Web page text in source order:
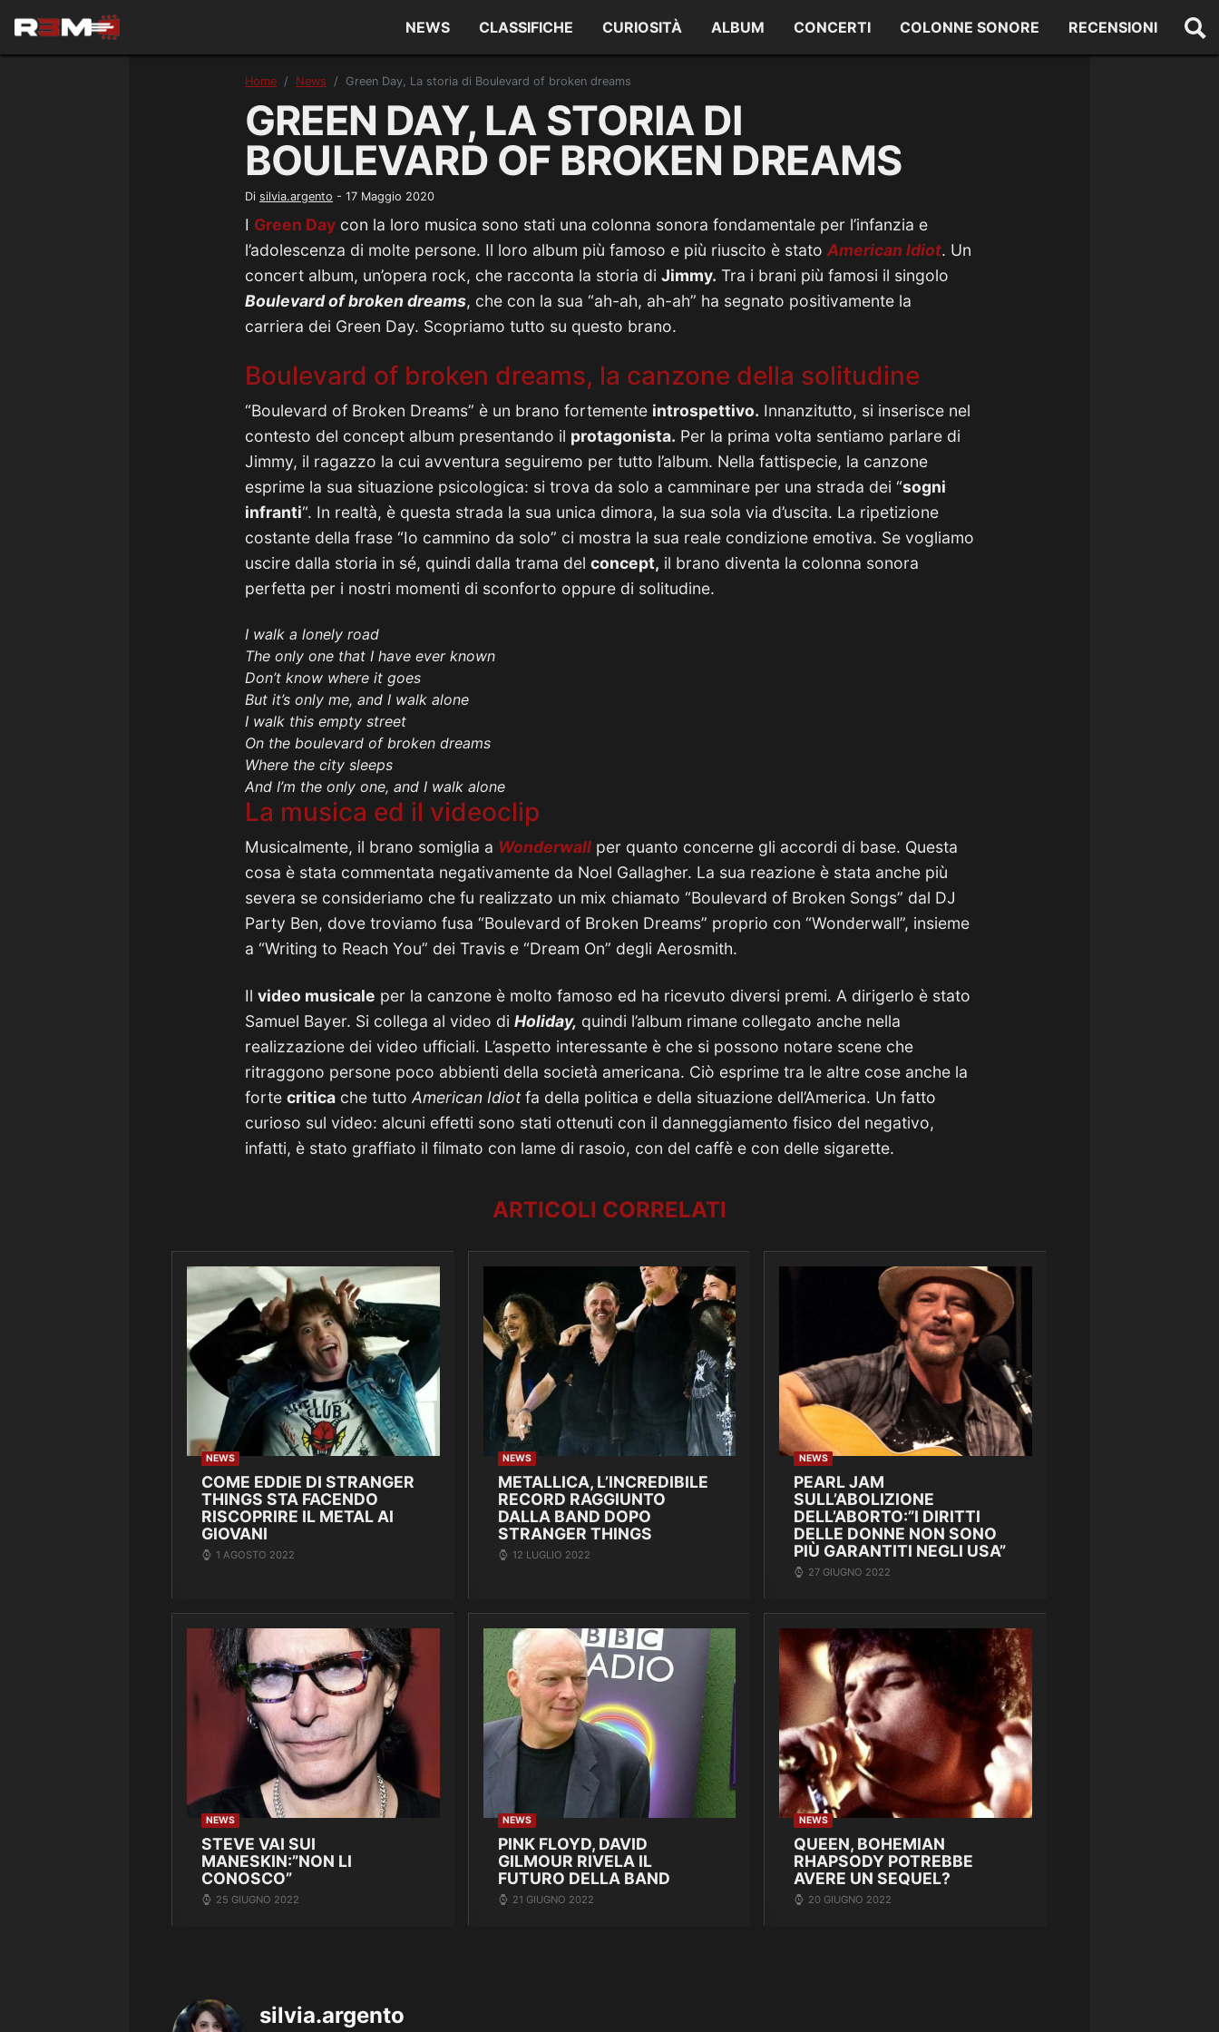
NEWS CLASSIFICHE CURIOSITÀ ALBUM CONCERTI COLONNE SONORE RECENSIONI
Home News Green Day, La storia di Boulevard of broken dreams
GREEN DAY, LA STORIA DI
BOULEVARD OF BROKEN DREAMS
Di silvia.argento - 17 Maggio 2020
I Green Day con la loro musica sono stati una colonna sonora fondamentale per l’infanzia e
l’adolescenza di molte persone. Il loro album più famoso e più riuscito è stato American Idiot. Un
concert album, un’opera rock, che racconta la storia di Jimmy. Tra i brani più famosi il singolo
Boulevard of broken dreams, che con la sua “ah-ah, ah-ah” ha segnato positivamente la
carriera dei Green Day. Scopriamo tutto su questo brano.
Boulevard of broken dreams, la canzone della solitudine
“Boulevard of Broken Dreams” è un brano fortemente introspettivo. Innanzitutto, si inserisce nel
contesto del concept album presentando il protagonista. Per la prima volta sentiamo parlare di
Jimmy, il ragazzo la cui avventura seguiremo per tutto l’album. Nella fattispecie, la canzone
esprime la sua situazione psicologica: si trova da solo a camminare per una strada dei “sogni
infranti“. In realtà, è questa strada la sua unica dimora, la sua sola via d’uscita. La ripetizione
costante della frase “Io cammino da solo” ci mostra la sua reale condizione emotiva. Se vogliamo
uscire dalla storia in sé, quindi dalla trama del concept, il brano diventa la colonna sonora
perfetta per i nostri momenti di sconforto oppure di solitudine.
I walk a lonely road
The only one that I have ever known
Don’t know where it goes
But it’s only me, and I walk alone
I walk this empty street
On the boulevard of broken dreams
Where the city sleeps
And I’m the only one, and I walk alone
La musica ed il videoclip
Musicalmente, il brano somiglia a Wonderwall per quanto concerne gli accordi di base. Questa
cosa è stata commentata negativamente da Noel Gallagher. La sua reazione è stata anche più
severa se consideriamo che fu realizzato un mix chiamato “Boulevard of Broken Songs” dal DJ
Party Ben, dove troviamo fusa “Boulevard of Broken Dreams” proprio con “Wonderwall”, insieme
a “Writing to Reach You” dei Travis e “Dream On” degli Aerosmith.
Il video musicale per la canzone è molto famoso ed ha ricevuto diversi premi. A dirigerlo è stato
Samuel Bayer. Si collega al video di Holiday, quindi l’album rimane collegato anche nella
realizzazione dei video ufficiali. L’aspetto interessante è che si possono notare scene che
ritraggono persone poco abbienti della società americana. Ciò esprime tra le altre cose anche la
forte critica che tutto American Idiotfa della politica e della situazione dell’America. Un fatto
curioso sul video: alcuni effetti sono stati ottenuti con il danneggiamento fisico del negativo,
infatti, è stato graffiato il filmato con lame di rasoio, con del caffè e con delle sigarette.
ARTICOLI CORRELATI
NEWS
COME EDDIE DI STRANGER
THINGS STA FACENDO
RISCOPRIRE IL METAL AI
GIOVANI
1 AGOSTO 2022
NEWS
METALLICA, L’INCREDIBILE
RECORD RAGGIUNTO
DALLA BAND DOPO
STRANGER THINGS
12 LUGLIO 2022
NEWS
PEARL JAM
SULL’ABOLIZIONE
DELL’ABORTO:”I DIRITTI
DELLE DONNE NON SONO
PIÙ GARANTITI NEGLI USA”
27 GIUGNO 2022
NEWS
STEVE VAI SUI
MANESKIN:”NON LI
CONOSCO”
25 GIUGNO 2022
NEWS
PINK FLOYD, DAVID
GILMOUR RIVELA IL
FUTURO DELLA BAND
21 GIUGNO 2022
NEWS
QUEEN, BOHEMIAN
RHAPSODY POTREBBE
AVERE UN SEQUEL?
20 GIUGNO 2022
silvia.argento